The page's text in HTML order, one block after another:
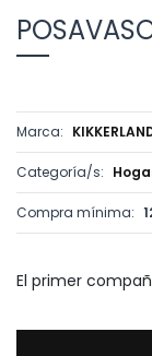
Marca:
Categoría/s:
Compra mínima:
El primer